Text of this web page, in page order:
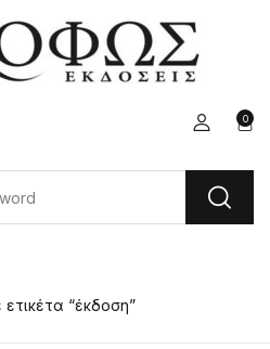
0
“έκδοση”